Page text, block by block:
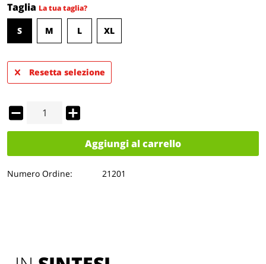
Taglia La tua taglia?
S M L XL
Resetta selezione
Aggiungi al carrello
Numero Ordine: 21201